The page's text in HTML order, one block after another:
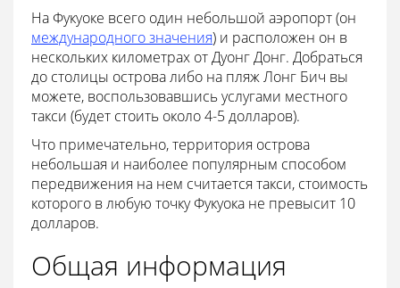
На Фукуоке всего один небольшой аэропорт (он
международного значения) и расположен он в
нескольких километрах от Дуонг Донг. Добраться
до столицы острова либо на пляж Лонг Бич вы
можете, воспользовавшись услугами местного
такси (будет стоить около 4-5 долларов).
Что примечательно, территория острова
небольшая и наиболее популярным способом
передвижения на нем считается такси, стоимость
которого в любую точку Фукуока не превысит 10
долларов.
Общая информация